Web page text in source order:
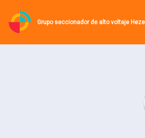
Grupo seccionador de alto voltaje Heze